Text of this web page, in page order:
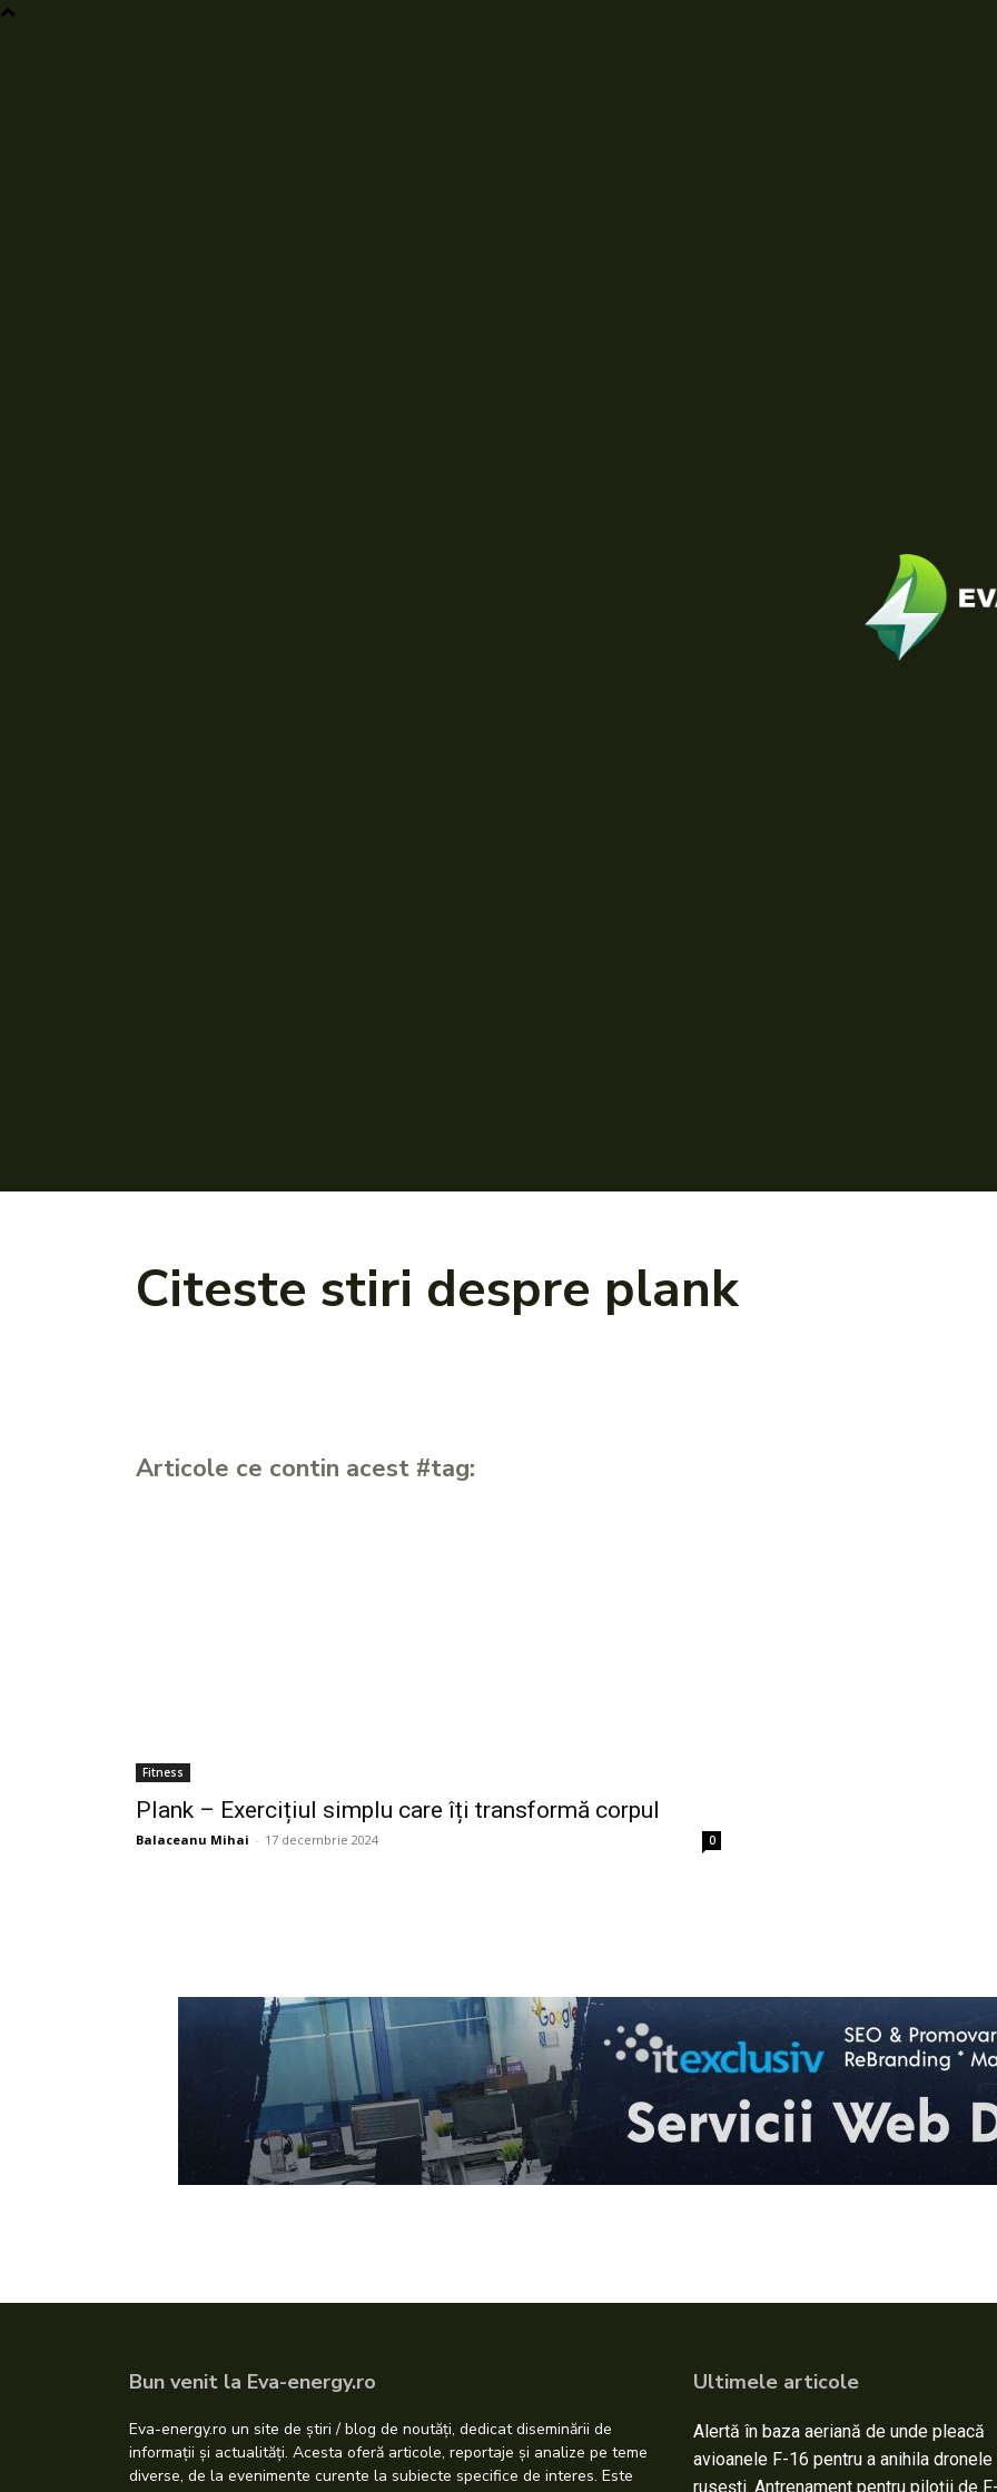
Citeste stiri despre plank
Articole ce contin acest #tag:
Fitness
Plank – Exercițiul simplu care îți transformă corpul
Balaceanu Mihai - 17 decembrie 2024 0
Bun venit la Eva-energy.ro
Eva-energy.ro un site de știri / blog de noutăți, dedicat diseminării de
informații și actualități. Acesta oferă articole, reportaje și analize pe teme
diverse, de la evenimente curente la subiecte specifice de interes. Este
Ultimele articole
Alertă în baza aeriană de unde pleacă
avioanele F-16 pentru a anihila dronele
rusești. Antrenament pentru piloții de F-